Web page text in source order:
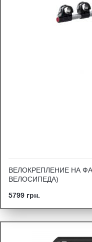
ВЕЛОКРЕПЛЕНИЕ НА
ВЕЛОСИПЕДА)
5799 грн.